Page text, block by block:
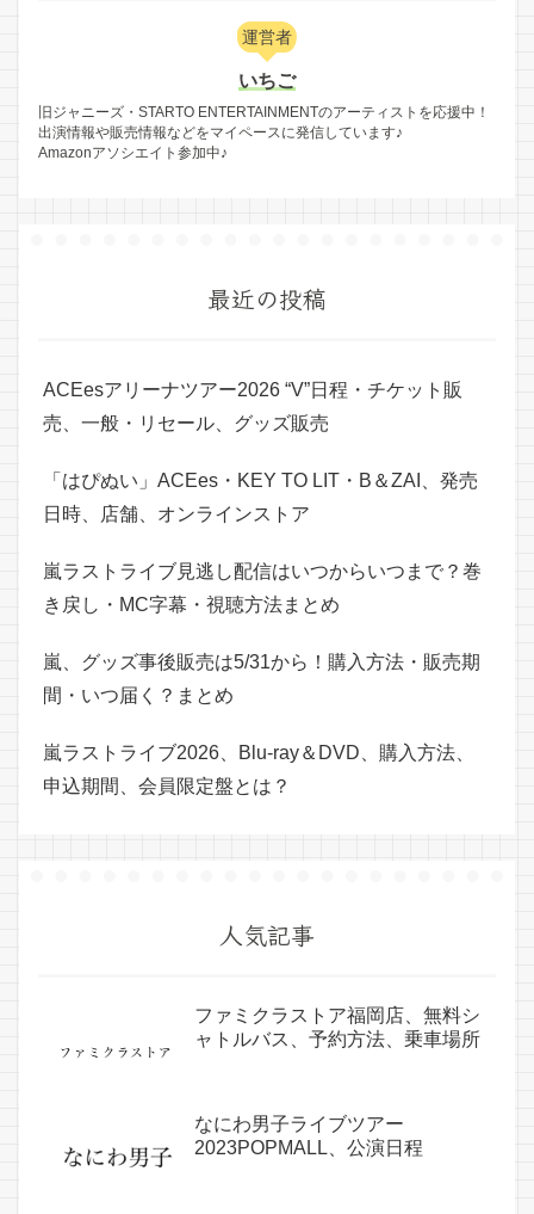
運営者
いちご
旧ジャニーズ・STARTO ENTERTAINMENTのアーティストを応援中！
出演情報や販売情報などをマイペースに発信しています♪
Amazonアソシエイト参加中♪
最近の投稿
ACEesアリーナツアー2026 “V”日程・チケット販
売、一般・リセール、グッズ販売
「はぴぬい」ACEes・KEY TO LIT・B＆ZAI、発売
日時、店舗、オンラインストア
嵐ラストライブ見逃し配信はいつからいつまで？巻
き戻し・MC字幕・視聴方法まとめ
嵐、グッズ事後販売は5/31から！購入方法・販売期
間・いつ届く？まとめ
嵐ラストライブ2026、Blu-ray＆DVD、購入方法、
申込期間、会員限定盤とは？
人気記事
ファミクラストア福岡店、無料シ
ャトルバス、予約方法、乗車場所
なにわ男子ライブツアー
2023POPMALL、公演日程